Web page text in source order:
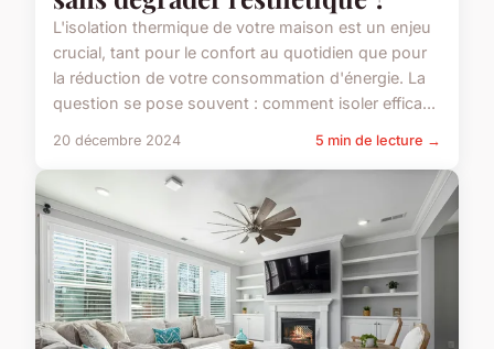
L'isolation thermique de votre maison est un enjeu
crucial, tant pour le confort au quotidien que pour
la réduction de votre consommation d'énergie. La
question se pose souvent : comment isoler effica...
20 décembre 2024 5 min de lecture →